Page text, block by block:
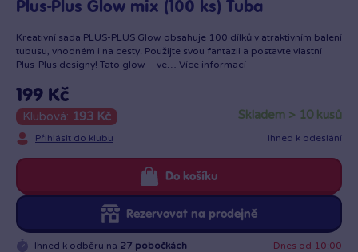
Plus-Plus Glow mix (100 ks) Tuba
Kreativní sada PLUS-PLUS Glow obsahuje 100 dílků v atraktivním balení
tubusu, vhodném i na cesty. Použijte svou fantazii a postavte vlastní
Plus-Plus designy! Tato glow – ve… Více informací
199 Kč
Klubová: 193 Kč
Přihlásit do klubu
skladem > 10 kusů
Ihned k odeslání
Rezervovat na prodejně
Do košíku
Ihned k odběru na 27 pobočkách Dnes od 10:00